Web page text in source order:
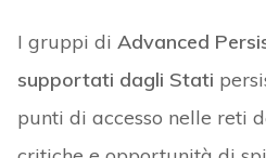
I gruppi di Advanced
supportati dagli Stati
punti di accesso nelle reti